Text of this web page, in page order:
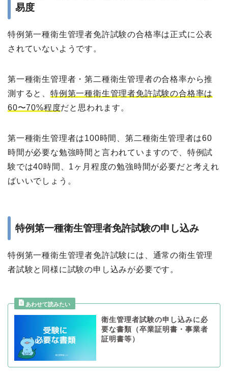
易度
特例第一種衛生管理者免許試験の合格率は正式に公表
されていないようです。
第一種衛生管理者・第二種衛生管理者の合格率から推
測すると、 特例第一種衛生管理者免許試験の合格率は
60〜70%程度だと思われます。
第一種衛生管理者は100時間、第二種衛生管理者は60
時間が必要な勉強時間と言われていますので、特例試
験では40時間、1ヶ月程度の勉強時間が必要だと考えれ
ばいいでしょう。
特例第一種衛生管理者免許試験の申し込み
特例第一種衛生管理者免許試験には、通常の衛生管理
者試験と同様に試験の申し込みが必要です。
衛生管理者試験の申し込みに必
要な書類（卒業証明書・事業者
証明書等）